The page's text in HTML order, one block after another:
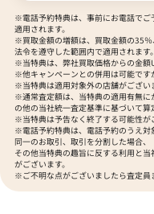
※電話予約特典は、事前にお電話でご
適用されます。
※買取金額の増額は、買取金額の35
法令を遵守した範囲内で適用されます。
※当特典は、弊社買取価格からの金額
※他キャンペーンとの併用は可能です
※当特典は適用対象外の店舗がござい
※通常査定額は、当特典の適用有無に
の他の当社統一査定基準に基づいて算
※当特典は予告なく終了する可能性が
※電話予約特典は、電話予約のうえ対
同一のお取引、取引を分割した場合、
その他当特典の趣旨に反する利用と
がございます。
※ご不明な点がございましたら査定員